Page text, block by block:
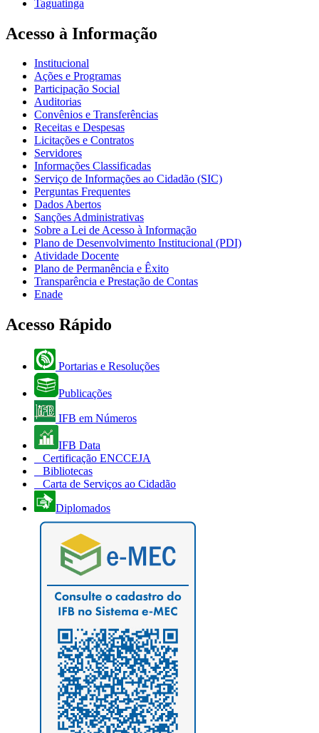
Taguatinga
Acesso à Informação
Institucional
Ações e Programas
Participação Social
Auditorias
Convênios e Transferências
Receitas e Despesas
Licitações e Contratos
Servidores
Informações Classificadas
Serviço de Informações ao Cidadão (SIC)
Perguntas Frequentes
Dados Abertos
Sanções Administrativas
Sobre a Lei de Acesso à Informação
Plano de Desenvolvimento Institucional (PDI)
Atividade Docente
Plano de Permanência e Êxito
Transparência e Prestação de Contas
Enade
Acesso Rápido
Portarias e Resoluções
Publicações
IFB em Números
IFB Data
Certificação ENCCEJA
Bibliotecas
Carta de Serviços ao Cidadão
Diplomados